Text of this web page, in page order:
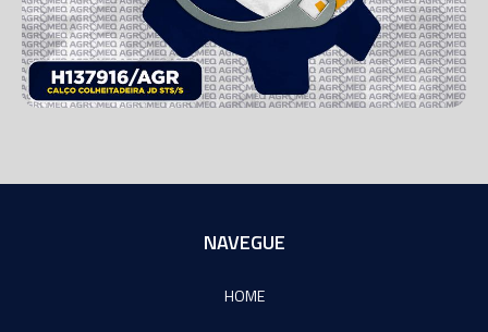
NAVEGUE
HOME